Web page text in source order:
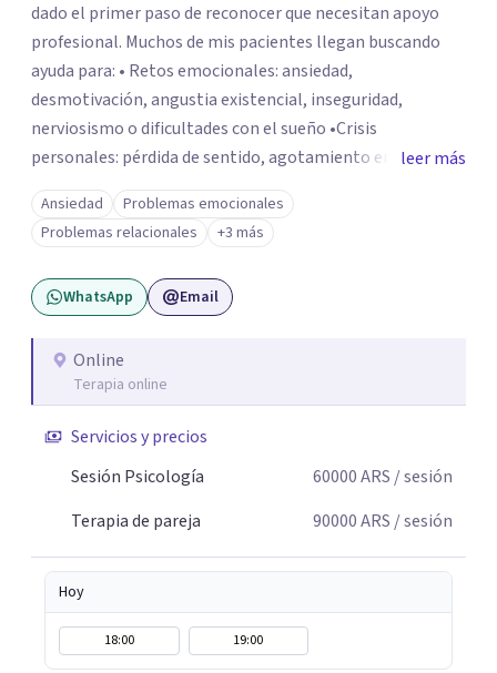
dado el primer paso de reconocer que necesitan apoyo
profesional. Muchos de mis pacientes llegan buscando
ayuda para: • Retos emocionales: ansiedad,
desmotivación, angustia existencial, inseguridad,
nerviosismo o dificultades con el sueño •Crisis
personales: pérdida de sentido, agotamiento emocional
o dificultad para manejar transiciones vitales •Conflictos
relacionales: problemas de pareja, tensiones familiares,
desafíos laborales o dificultades en dinámicas sociales.
leer más
Ansiedad
Problemas emocionales
Problemas relacionales
+3 más
WhatsApp Email
Online
Terapia online
Servicios y precios
Sesión Psicología
60000ARS / sesión
Terapia de pareja
90000ARS / sesión
Hoy
18:00 19:00